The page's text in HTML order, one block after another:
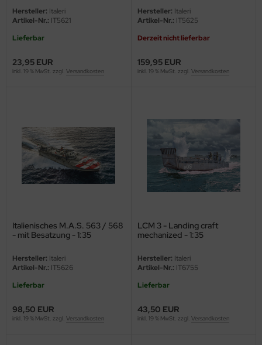
Hersteller: Italeri
Artikel-Nr.: IT5621
Lieferbar
23,95 EUR
inkl. 19 % MwSt. zzgl. Versandkosten
Hersteller: Italeri
Artikel-Nr.: IT5625
Derzeit nicht lieferbar
159,95 EUR
inkl. 19 % MwSt. zzgl. Versandkosten
Italienisches M.A.S. 563 / 568
- mit Besatzung - 1:35
Hersteller: Italeri
Artikel-Nr.: IT5626
Lieferbar
98,50 EUR
inkl. 19 % MwSt. zzgl. Versandkosten
LCM 3 - Landing craft
mechanized - 1:35
Hersteller: Italeri
Artikel-Nr.: IT6755
Lieferbar
43,50 EUR
inkl. 19 % MwSt. zzgl. Versandkosten
Decals
Model
Models